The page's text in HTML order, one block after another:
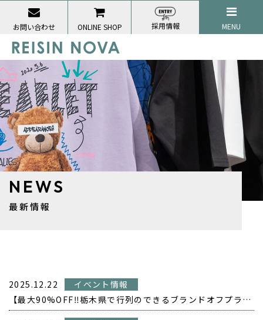
NEWS
最新情報
2025.12.22
イベント情報
【最大90%OFF‼️栃木県で行列のできるブランドオフプライス POPUP開催❗️】
お問い合わせ ONLINE SHOP 採用情報 MENU